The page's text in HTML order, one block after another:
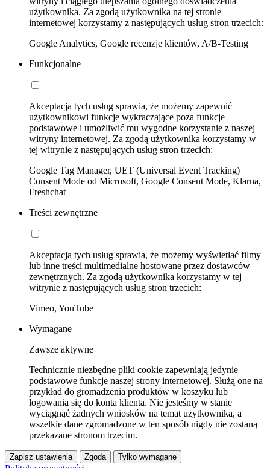
użytkownika. Za zgodą użytkownika na tej stronie
internetowej korzystamy z następujących usług stron trzecich:
Google Analytics, Google recenzje klientów, A/B-Testing
Funkcjonalne
Akceptacja tych usług sprawia, że możemy zapewnić
użytkownikowi funkcje wykraczające poza funkcje
podstawowe i umożliwić mu wygodne korzystanie z naszej
witryny internetowej. Za zgodą użytkownika korzystamy w
tej witrynie z następujących usług stron trzecich:
Google Tag Manager, UET (Universal Event Tracking)
Consent Mode od Microsoft, Google Consent Mode, Klarna,
Freshchat
Treści zewnętrzne
Akceptacja tych usług sprawia, że możemy wyświetlać filmy
lub inne treści multimedialne hostowane przez dostawców
zewnętrznych. Za zgodą użytkownika korzystamy w tej
witrynie z następujących usług stron trzecich:
Vimeo, YouTube
Wymagane
Zawsze aktywne
Technicznie niezbędne pliki cookie zapewniają jedynie
podstawowe funkcje naszej strony internetowej. Służą one na
przykład do gromadzenia produktów w koszyku lub
logowania się do konta klienta. Nie jesteśmy w stanie
wyciągnąć żadnych wniosków na temat użytkownika, a
wszelkie dane zgromadzone w ten sposób nigdy nie zostaną
przekazane stronom trzecim.
Zapisz ustawienia Zgoda Tylko wymagane